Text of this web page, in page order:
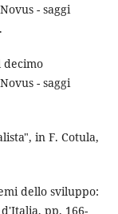
- saggi
decimo
- saggi
in F. Cotula,
dello sviluppo:
pp. 166-